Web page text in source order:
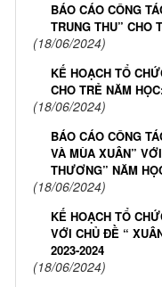
BÁO CÁO CÔNG
TRUNG THU” CHO
(18/06/2024)
KẾ HOẠCH TỔ
CHO TRẺ NĂM
(18/06/2024)
BÁO CÁO CÔNG
VÀ MÙA XUÂN”
THƯƠNG” NĂM
(18/06/2024)
KẾ HOẠCH TỔ
VỚI CHỦ ĐỀ “
2023-2024
(18/06/2024)